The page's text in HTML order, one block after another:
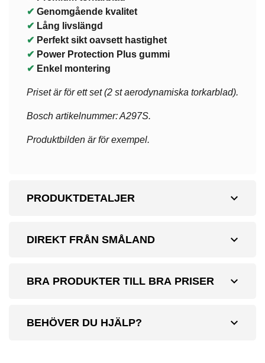
✔ Genomgående kvalitet
✔ Lång livslängd
✔ Perfekt sikt oavsett hastighet
✔ Power Protection Plus gummi
✔ Enkel montering
Priset är för ett set (2 st aerodynamiska torkarblad).
Bosch artikelnummer: A297S.
Produktbilden är för exempel.
expand_more
PRODUKTDETALJER
expand_more
DIREKT FRÅN SMÅLAND
expand_more
BRA PRODUKTER TILL BRA PRISER
expand_more
BEHÖVER DU HJÄLP?